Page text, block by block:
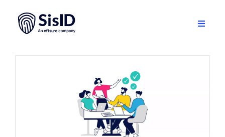
contenu
Toggle